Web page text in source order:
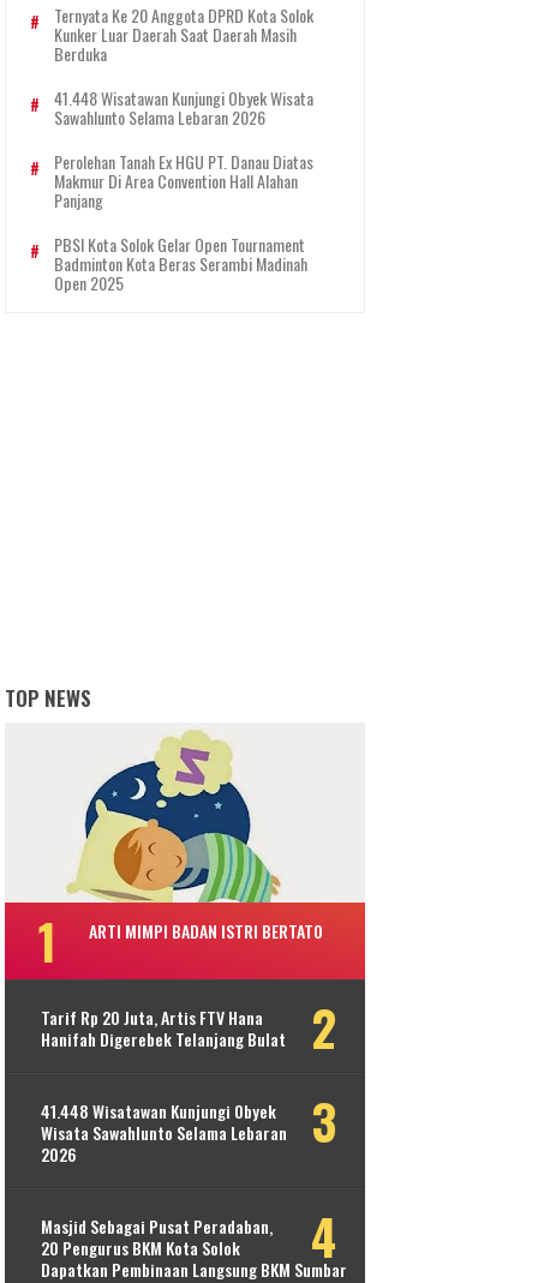
Ternyata Ke 20 Anggota DPRD Kota Solok
Kunker Luar Daerah Saat Daerah Masih
Berduka
41.448 Wisatawan Kunjungi Obyek Wisata
Sawahlunto Selama Lebaran 2026
Perolehan Tanah Ex HGU PT. Danau Diatas
Makmur Di Area Convention Hall Alahan
Panjang
PBSI Kota Solok Gelar Open Tournament
Badminton Kota Beras Serambi Madinah
Open 2025
TOP NEWS
ARTI MIMPI BADAN ISTRI BERTATO
Tarif Rp 20 Juta, Artis FTV Hana
Hanifah Digerebek Telanjang Bulat
41.448 Wisatawan Kunjungi Obyek
Wisata Sawahlunto Selama Lebaran
2026
Masjid Sebagai Pusat Peradaban,
20 Pengurus BKM Kota Solok
Dapatkan Pembinaan Langsung BKM Sumbar